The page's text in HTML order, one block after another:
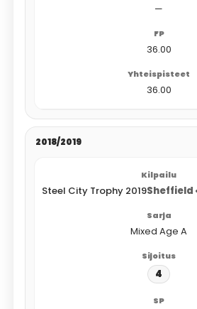
—
36.00
36.00
2018/2019
Steel City Trophy 2019Sheffield
Mixed Age A
4